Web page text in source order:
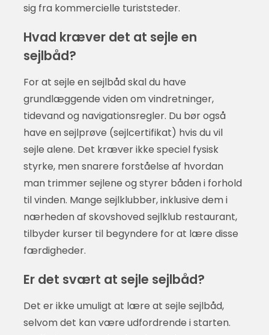
sig fra kommercielle turiststeder.
Hvad kræver det at sejle en
sejlbåd?
For at sejle en sejlbåd skal du have
grundlæggende viden om vindretninger,
tidevand og navigationsregler. Du bør også
have en sejlprøve (sejlcertifikat) hvis du vil
sejle alene. Det kræver ikke speciel fysisk
styrke, men snarere forståelse af hvordan
man trimmer sejlene og styrer båden i forhold
til vinden. Mange sejlklubber, inklusive dem i
nærheden af skovshoved sejlklub restaurant,
tilbyder kurser til begyndere for at lære disse
færdigheder.
Er det svært at sejle sejlbåd?
Det er ikke umuligt at lære at sejle sejlbåd,
selvom det kan være udfordrende i starten.